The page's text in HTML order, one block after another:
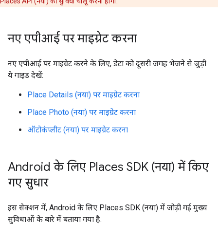
नए एपीआई पर माइग्रेट करना
नए एपीआई पर माइग्रेट करने के लिए, डेटा को दूसरी जगह भेजने से जुड़ी
ये गाइड देखें:
Place Details (नया) पर माइग्रेट करना
Place Photo (नया) पर माइग्रेट करना
ऑटोकंप्लीट (नया) पर माइग्रेट करना
Android के लिए Places SDK (नया) में किए
गए सुधार
इस सेक्शन में, Android के लिए Places SDK (नया) में जोड़ी गई मुख्य
सुविधाओं के बारे में बताया गया है.